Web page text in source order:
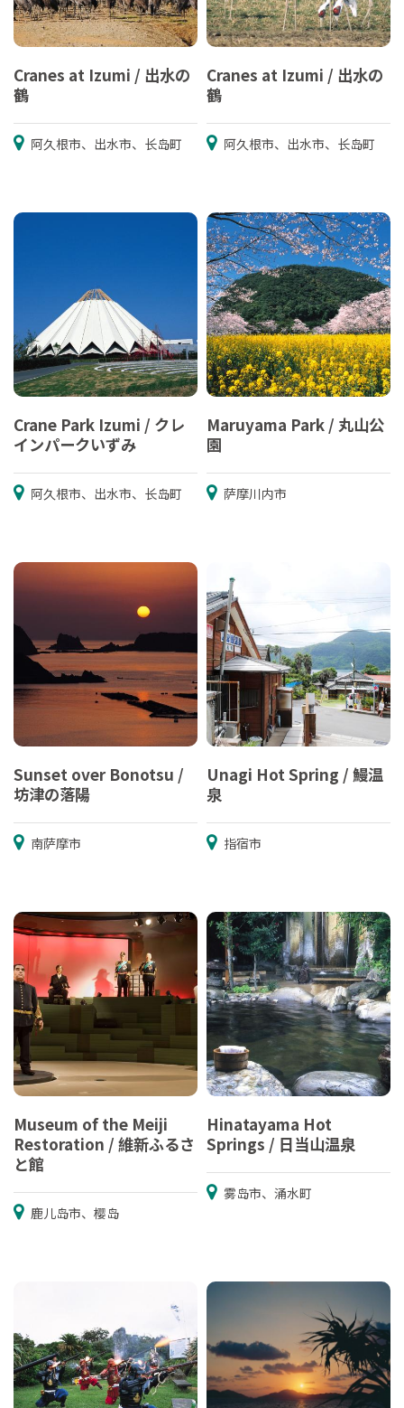
Cranes at Izumi / 出水の
鶴
阿久根市、出水市、长岛町
Cranes at Izumi / 出水の
鶴
阿久根市、出水市、长岛町
Crane Park Izumi / クレ
インパークいずみ
阿久根市、出水市、长岛町
Maruyama Park / 丸山公
園
萨摩川内市
Sunset over Bonotsu /
坊津の落陽
南萨摩市
Unagi Hot Spring / 鰻温
泉
指宿市
Museum of the Meiji
Restoration / 維新ふるさ
と館
鹿儿岛市、樱岛
Hinatayama Hot
Springs / 日当山温泉
雾岛市、涌水町